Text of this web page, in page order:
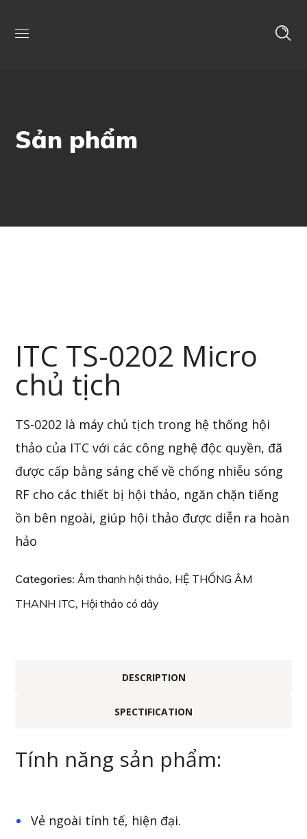
Sản phẩm
ITC TS-0202 Micro
chủ tịch
TS-0202 là máy chủ tịch trong hệ thống hội
thảo của ITC với các công nghệ độc quyền, đã
được cấp bằng sáng chế về chống nhiễu sóng
RF cho các thiết bị hội thảo, ngăn chặn tiếng
ồn bên ngoài, giúp hội thảo được diễn ra hoàn
hảo
Categories:Âm thanh hội thảo, HỆ THỐNG ÂM
THANH ITC, Hội thảo có dây
DESCRIPTION
SPECTIFICATION
Tính năng sản phẩm:
Vẻ ngoài tính tế, hiện đại.